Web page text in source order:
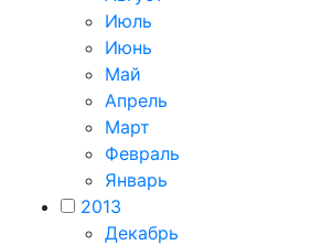
Июль
Июнь
Май
Апрель
Март
Февраль
Январь
2013
Декабрь